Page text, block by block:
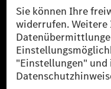
* Die angegebenen Werte
Messverfahren WLTP
Procedure) ermittelt. Die
den europäischen Markt. Der
eines Pkw sind nicht nur
bzw. des Energieträgers
anderen nichttechnischen
** Der Stromverbrauch